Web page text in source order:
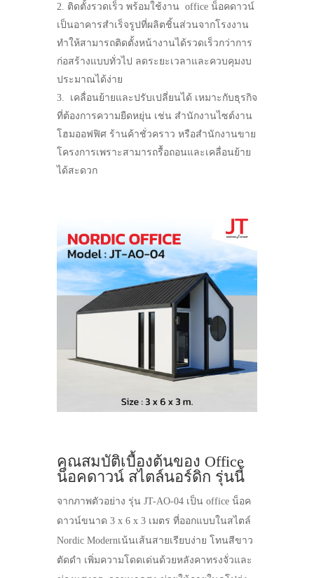
ติดตั้งรวดเร็ว พร้อมใช้งาน office น็อคดาวน์
เป็นอาคารสำเร็จรูปที่ผลิตชิ้นส่วนจากโรงงาน
ทำให้สามารถติดตั้งหน้างานได้รวดเร็วกว่าการ
ก่อสร้างแบบทั่วไป ลดระยะเวลาและควบคุมงบ
ประมาณได้ง่าย
เคลื่อนย้ายและปรับเปลี่ยนได้ เหมาะกับธุรกิจ
ที่ต้องการความยืดหยุ่น เช่น สำนักงานไซต์งาน
โฮมออฟฟิศ ร้านค้าชั่วคราว หรือสำนักงานขาย
โครงการเพราะสามารถรื้อถอนและเคลื่อนย้าย
ได้สะดวก
คุณสมบัติเบื้องต้นของ Office
น็อคดาวน์ สไตล์นอร์ดิก รุ่นนี้
จากภาพตัวอย่าง รุ่น JT-AO-04 เป็น office น็อค
ดาวน์ขนาด 3 x 6 x 3 เมตร ที่ออกแบบในสไตล์
Nordic Modernเน้นเส้นสายเรียบง่าย โทนสีขาว
ตัดดำ เพิ่มความโดดเด่นด้วยหลังคาทรงจั่วและ